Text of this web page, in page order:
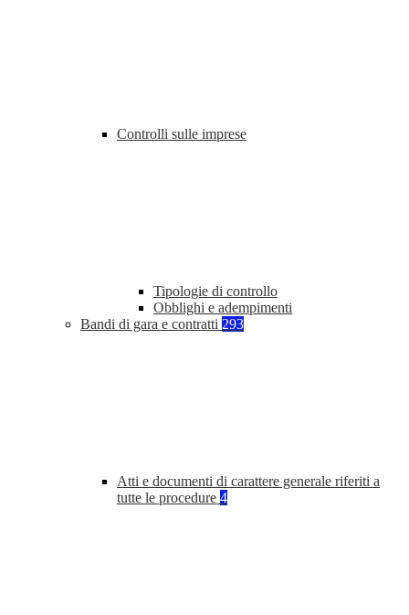
Controlli sulle imprese
Tipologie di controllo
Obblighi e adempimenti
Bandi di gara e contratti 293
Atti e documenti di carattere generale riferiti a
tutte le procedure 4